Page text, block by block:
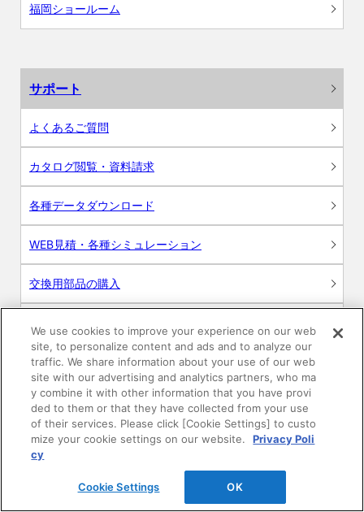
福岡ショールーム
サポート
よくあるご質問
カタログ閲覧・資料請求
各種データダウンロード
WEB見積・各種シミュレーション
交換用部品の購入
お問い合わせ
ログイン
建築・設計関係者様向けサイト
We use cookies to improve your experience on our web
site, to personalize content and ads and to analyze our
traffic. We share information about your use of our web
site with our advertising and analytics partners, who ma
y combine it with other information that you have provi
ded to them or that they have collected from your use
of their services. Please click [Cookie Settings] to custo
mize your cookie settings on our website.
Privacy Poli
cy
Cookie Settings OK